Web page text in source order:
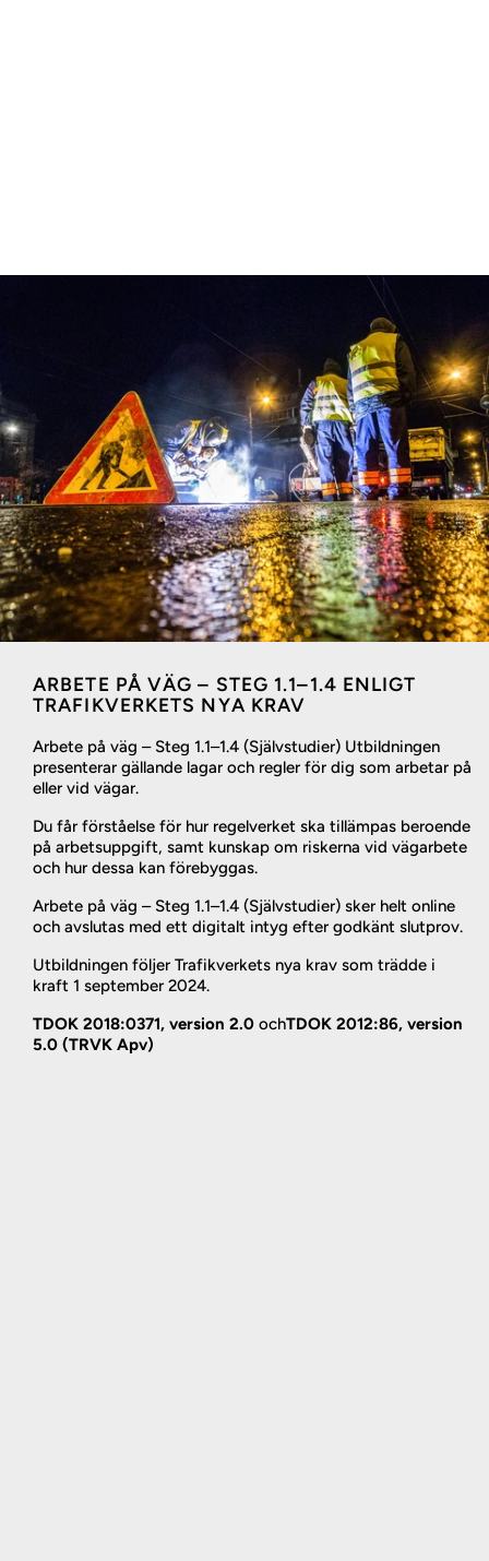
ARBETE PÅ VÄG – STEG 1.1–1.4 ENLIGT
TRAFIKVERKETS NYA KRAV
Arbete på väg – Steg 1.1–1.4 (Självstudier) Utbildningen
presenterar gällande lagar och regler för dig som arbetar på
eller vid vägar.
Du får förståelse för hur regelverket ska tillämpas beroende
på arbetsuppgift, samt kunskap om riskerna vid vägarbete
och hur dessa kan förebyggas.
Arbete på väg – Steg 1.1–1.4 (Självstudier) sker helt online
och avslutas med ett digitalt intyg efter godkänt slutprov.
Utbildningen följer Trafikverkets nya krav som trädde i
kraft 1 september 2024.
TDOK 2018:0371, version 2.0 ochTDOK 2012:86, version
5.0 (TRVK Apv)